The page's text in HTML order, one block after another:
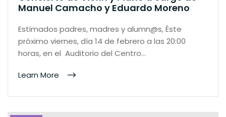
Manuel Camacho y Eduardo Moreno
Estimados padres, madres y alumn@s, Éste
próximo viernes, día 14 de febrero a las 20:00
horas, en el Auditorio del Centro…
Learn More